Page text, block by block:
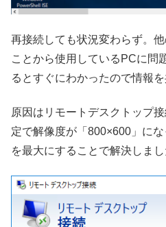
再接続しても状況変わらず。
ことから使用しているPCに問
るとすぐにわかったので情報を
原因はリモートデスクトップ
定で解像度が「800×600」に
を最大にすることで解決しまし